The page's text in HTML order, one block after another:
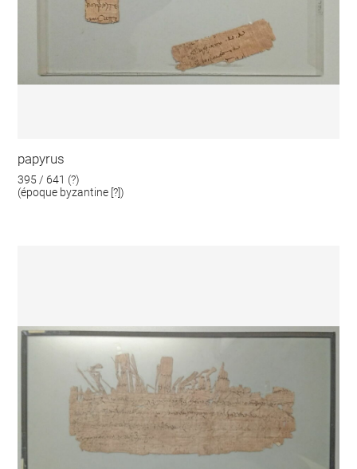
papyrus
395 / 641 (?)
(époque byzantine [?])